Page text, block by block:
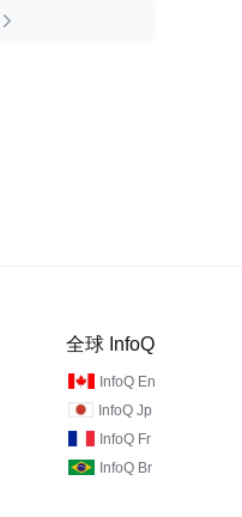

全球 InfoQ
InfoQ En
InfoQ Jp
InfoQ Fr
InfoQ Br